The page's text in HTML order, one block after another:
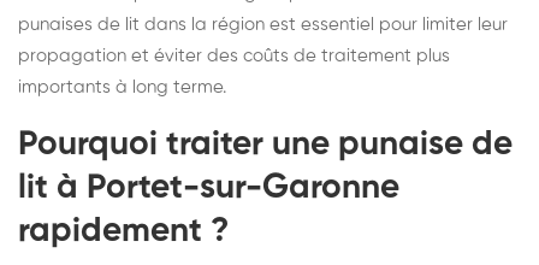
punaises de lit dans la région est essentiel pour limiter leur
propagation et éviter des coûts de traitement plus
importants à long terme.
Pourquoi traiter une punaise de
lit à Portet-sur-Garonne
rapidement ?